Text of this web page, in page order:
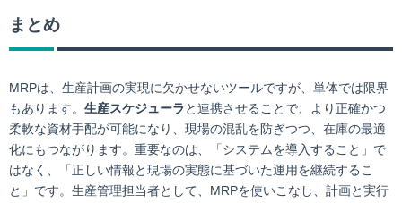
まとめ
MRPは、生産計画の実現に欠かせないツールですが、単体では限界
もあります。 生産スケジューラ と連携させることで、より正確かつ
柔軟な資材手配が可能になり、現場の混乱を防ぎつつ、在庫の最適
化にもつながります。重要なのは、「システムを導入すること」で
はなく、「正しい情報と現場の実態に基づいた運用を継続するこ
と」です。生産管理担当者として、MRPを使いこなし、計画と実行